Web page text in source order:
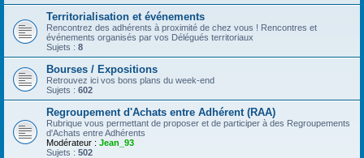
Territorialisation et événements
Rencontrez des adhérents à proximité de chez vous ! Rencontres et
événements organisés par vos Délégués territoriaux
Sujets : 8
Bourses / Expositions
Retrouvez ici vos bons plans du week-end
Sujets : 602
Regroupement d'Achats entre Adhérent (RAA)
Rubrique vous permettant de proposer et de participer à des Regroupements
d'Achats entre Adhérents
Modérateur : Jean_93
Sujets : 502